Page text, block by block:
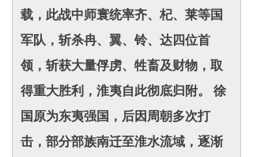
载，此战中师寰统率齐、杞、莱等国
军队，斩杀冉、翼、铃、达四位首
领，斩获大量俘虏、牲畜及财物，取
得重大胜利，淮夷自此彻底归附。 徐
国原为东夷强国，后因周朝多次打
击，部分部族南迁至淮水流域，逐渐